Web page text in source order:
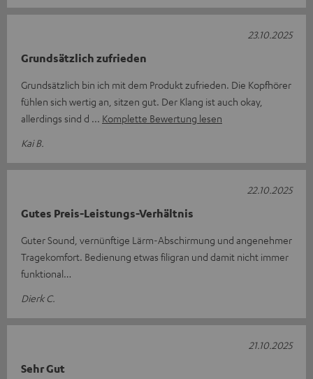
Grundsätzlich zufrieden
Grundsätzlich bin ich mit dem Produkt zufrieden. Die Kopfhörer
fühlen sich wertig an, sitzen gut. Der Klang ist auch okay,
allerdings sind d
Komplette Bewertung lesen
Kai B.
23.10.2025
Gutes Preis-Leistungs-Verhältnis
Guter Sound, vernünftige Lärm-Abschirmung und angenehmer
Tragekomfort. Bedienung etwas filigran und damit nicht immer
funktional…
Dierk C.
22.10.2025
Sehr Gut
21.10.2025